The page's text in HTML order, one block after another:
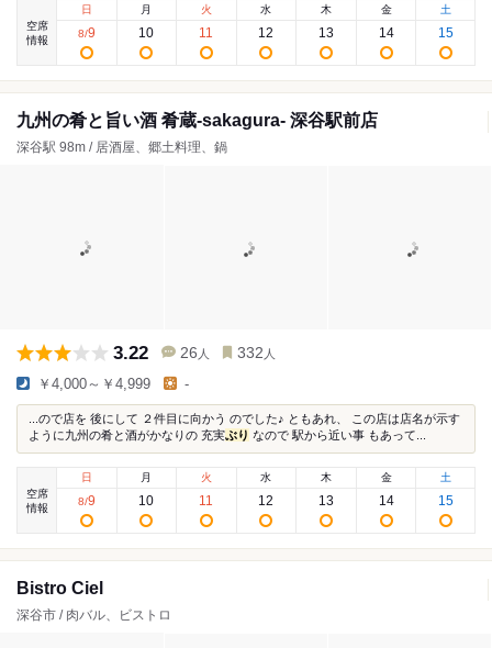
空席
情報
日
8/9
月
10
火
11
水
12
木
13
金
14
土
15
九州の肴と旨い酒 肴蔵-sakagura- 深谷駅前店
深谷駅 98m / 居酒屋、郷土料理、鍋
3.22 26 人 332 人
￥4,000～￥4,999 -
...ので店を 後にして ２件目に向かう のでした♪ ともあれ、 この店は店名が示す
ように九州の肴と酒がかなりの 充実ぶり なので 駅から近い事 もあって...
空席
情報
日
8/9
月
10
火
11
水
12
木
13
金
14
土
15
Bistro Ciel
深谷市 / 肉バル、ビストロ